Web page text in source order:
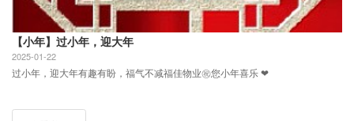
【小年】过小年，迎大年
2025-01-22
过小年，迎大年有趣有盼，福气不减福佳物业㊗您小年喜乐 ❤︎